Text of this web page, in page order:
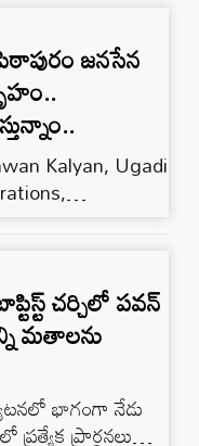
జనసేన
Kalyan, Ugadi
చర్చిలో పవన్‌
మతాలను
భాగంగా నేడు
ప్రత్యేక ప్రార్థనలు